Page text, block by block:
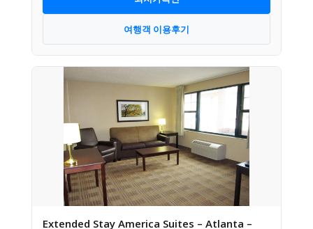
여행객 이용후기
Extended Stay America Suites – Atlanta –